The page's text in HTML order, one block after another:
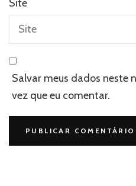
Site
Salvar meus dados neste
vez que eu comentar.